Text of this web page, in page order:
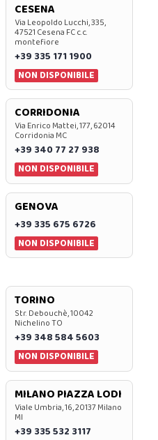
CESENA
Via Leopoldo Lucchi, 335,
47521 Cesena FC c.c.
montefiore
+39 335 171 1900
NON DISPONIBILE
CORRIDONIA
Via Enrico Mattei, 177, 62014
Corridonia MC
+39 340 77 27 938
NON DISPONIBILE
GENOVA
+39 335 675 6726
NON DISPONIBILE
TORINO
Str. Debouchè, 10042
Nichelino TO
+39 348 584 5603
NON DISPONIBILE
MILANO PIAZZA LODI
Viale Umbria, 16, 20137 Milano
MI
+39 335 532 3117